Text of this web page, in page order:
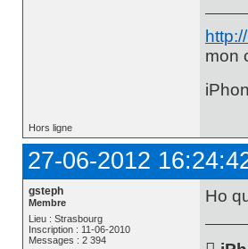
mon
Hors ligne
27-06-2012
gsteph
Membre
Lieu : Strasbourg
Inscription : 11-06-2010
Messages : 2 394
Ho